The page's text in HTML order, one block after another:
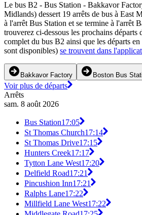
Le bus B2 - Bus Station - Bakkavor
Midlands) dessert 19 arrêts de bus à East
à l'arrêt Bus Station et se termine à l'arrêt
trouverez ci-dessous les prochains
complet du bus B2 ainsi que les départs
sont disponibles) se trouvent dans
Bakkavor Factory Boston Bus
Voir plus de départs
Arrêts
sam. 8 août 2026
Bus Station17:05
St Thomas Church17:14
St Thomas Drive17:15
Hunters Creek17:17
Tytton Lane West17:20
Delfield Road17:21
Pincushion Inn17:21
Ralphs Lane17:22
Millfield Lane West17:22